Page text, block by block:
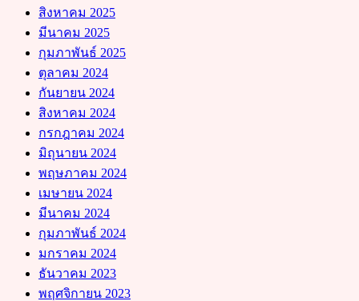
สิงหาคม 2025
มีนาคม 2025
กุมภาพันธ์ 2025
ตุลาคม 2024
กันยายน 2024
สิงหาคม 2024
กรกฎาคม 2024
มิถุนายน 2024
พฤษภาคม 2024
เมษายน 2024
มีนาคม 2024
กุมภาพันธ์ 2024
มกราคม 2024
ธันวาคม 2023
พฤศจิกายน 2023